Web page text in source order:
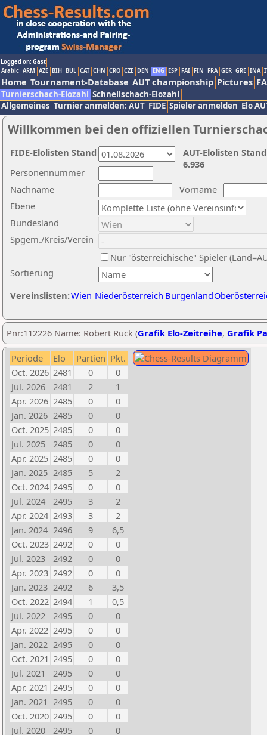
Logged on: Gast
Arabic ARM AZE BIH BUL CAT CHN CRO CZE DEN ENG ESP FAI FIN FRA GER GRE INA
Home Tournament-Database AUT championship Pictures
Turnierschach-Elozahl Schnellschach-Elozahl
Allgemeines Turnier anmelden: AUT FIDE Spieler anmelden Elo
Willkommen bei den offiziellen
Nachname
Vorname
Ebene
Sortierung
Personennummer
Bundesland
Spgem./Kreis/Verein
Nur "österreichische" Spieler
Vereinslisten:Wien Niederösterreich Burgenland
AUT-Elolisten
6.936
FIDE-Elolisten Stand
Pnr:112226 Name: Robert Ruck (Grafik Elo-Zeitreihe, Grafik
Periode Elo Partien Pkt.
Oct. 2026 2481 0
0
Jul. 2026
2481 2
1
Apr. 2026 2485 0
0
Jan. 2026 2485 0
0
Oct. 2025 2485 0
0
Jul. 2025
2485 0
0
Apr. 2025 2485 0
0
Jan. 2025 2485 5
2
Oct. 2024 2495 0
0
Jul. 2024
2495 3
2
Apr. 2024 2493 3
2
Jan. 2024 2496 9
6,5
Oct. 2023 2492 0
0
Jul. 2023
2492 0
0
Apr. 2023 2492 0
0
Jan. 2023 2492 6
3,5
Oct. 2022 2494 1
0,5
Jul. 2022
2495 0
0
Apr. 2022 2495 0
0
Jan. 2022 2495 0
0
Oct. 2021 2495 0
0
Jul. 2021
2495 0
0
Apr. 2021 2495 0
0
Jan. 2021 2495 0
0
Oct. 2020 2495 0
0
Jul. 2020
2495 0
0